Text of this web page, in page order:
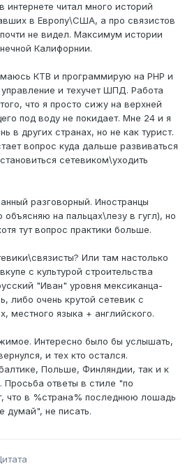
интернете читал много историй
в Европу\США, а про связистов
не видел. Максимум истории
Калифорнии.
КТВ и программирую на PHP и
и техучет ШПД. Работа
что я просто сижу на верхней
под воду не покидает. Мне 24 и я
в других странах, но не как турист.
вопрос куда дальше развиваться
сетевиком\уходить
разговорный. Иностранцы
на пальцах\лезу в гугл), но
тут вопрос практики больше.
Или там настолько
с культурой строительства
"Иван" уровня мексиканца-
либо очень крутой сетевик с
местного языка + английского.
Интересно было бы услышать,
и тех кто остался.
Польше, Финляндии, так и к
Просьба ответы в стиле "по
что в %страна% последнюю лошадь
думай", не писать.